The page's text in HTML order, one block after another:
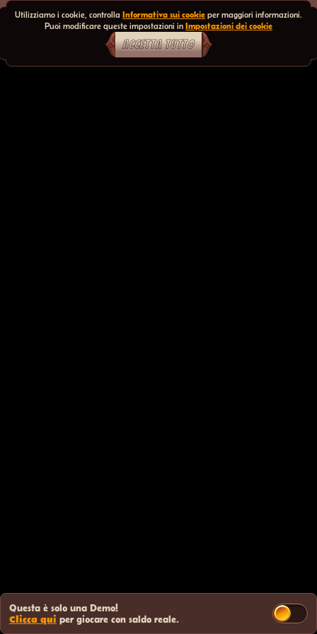
Questa è solo una Demo!
Clicca qui per giocare con saldo reale.
Utilizziamo i cookie, controlla Informativa sui cookie per maggiori informazioni.
Puoi modificare queste impostazioni in Impostazioni dei cookie
ACCETTA TUTTO